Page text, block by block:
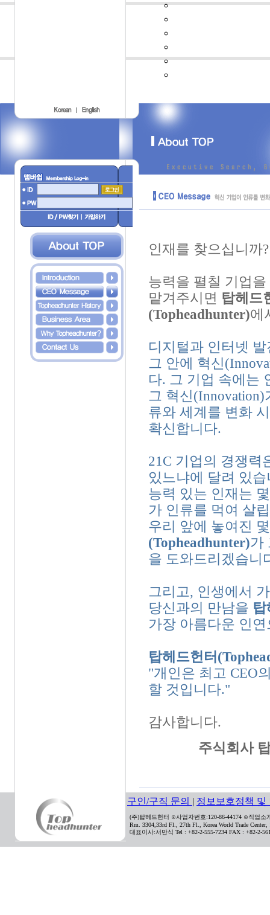
인재를 찾으십니까?
능력을 펼칠 기업을
맡겨주시면 탑헤드
(Topheadhunter)에
디지털과 인터넷
그 안에 혁신
다. 그 기업 속에는
그 혁신
류와 세계를 변화
확신합니다.
21C 기업의 경쟁력
있느냐에 달려 있습
능력 있는 인재는
가 인류를 먹여 살
우리 앞에 놓여진
(Topheadhunter)가
을 도와드리겠습니
그리고, 인생에서
당신과의 만남을
가장 아름다운 인
탑헤드헌터
"개인은 최고 CEO
할 것입니다."
감사합니다.
주식회사
구인/구직 문의 | 정보보호정책
(주)탑헤드헌터 ⊙사업자번호:120-86-44174 ⊙직업소
Rm. 3304,33rd Fl., 27th Fl., Korea World Trade Center,
대표이사:서만식 Tel : +82-2-555-7234 FAX : +82-2-